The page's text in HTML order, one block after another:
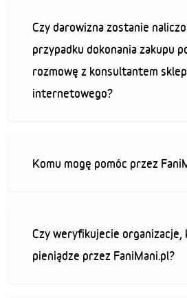
Czy darowizna zostanie
przypadku dokonania zakupu
rozmowę z konsultantem
internetowego?
Komu mogę pomóc przez
Czy weryfikujecie
pieniądze przez FaniMani.pl?